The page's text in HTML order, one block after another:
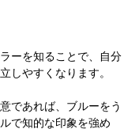
ーを知ることで、自分
しやすくなります。
であれば、ブルーをう
で知的な印象を強め